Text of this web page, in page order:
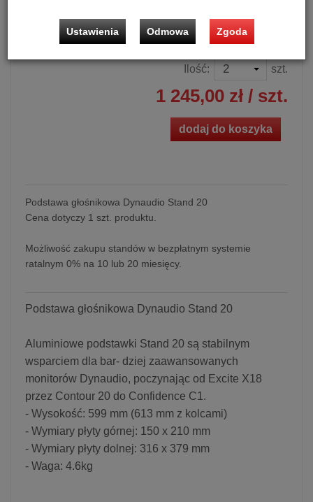
Czarny
Ilość: szt.
1 245,00 zł / szt.
dodaj do koszyka
Podstawa głośnikowa Dynaudio Stand 20
Cena dotyczy 1 szt. produktu.
Możliwość zakupu standów w bezpłatnym systemie
ratalnym 0% na 10 lub 20 miesięcy.
Podstawa głośnikowa Dynaudio Stand 20
Aluminiowe podstawki Stand 20 są stabilnym
wsparciem dla bar- dziej zaawansowanych
monitorów Dynaudio, poczynając od Excite X18
przez Contour 20 do Confidence C1.
- Wysokość: 599 mm (613 mm z kolcami)
- Wymiary płyty górnej: 150 x 210 mm
- Wymiary płyty dolnej: 316 x 379 mm
- Waga: 4.6kg
Ustawienia Odmowa Zgoda